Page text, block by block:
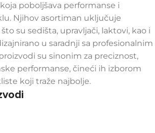
poboljšava performanse i
Njihov asortiman uključuje
su sedišta, upravljači, laktovi, kao i
u saradnji sa profesionalnim
su sinonim za preciznost,
performanse, čineći ih izborom
koji traže najbolje.